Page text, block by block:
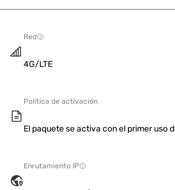
Red
4G/LTE
Política de activación
El paquete se activa con el primer uso
Enrutamiento IP